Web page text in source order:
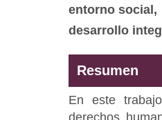
entorno social,
desarrollo
Resumen
En este
derechos